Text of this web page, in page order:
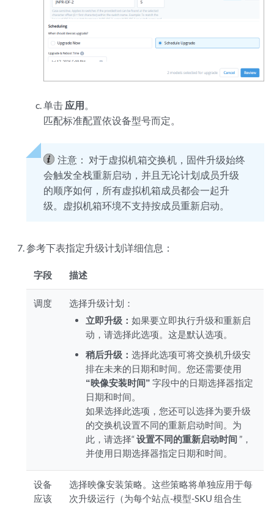
单击 应用
匹配标准配置依设备型号而定。
注意： 对于虚拟机箱交换机，固件升级始终
会触发全栈重新启动，并且无论计划成员升级
的顺序如何，所有虚拟机箱成员都会一起升
级。虚拟机箱环境不支持按成员重新启动。
参考下表指定升级计划详细信息：
字段 描述
调度
选择升级计划：
立即升级：如果要立即执行升级和重新启
动，请选择此选项。这是默认选项。
稍后升级：选择此选项可将交换机升级安
排在未来的日期和时间。您还需要使用
“映像安装时间” 字段中的日期选择器指定
日期和时间。
如果选择此选项，您还可以选择为要升级
的交换机设置不同的重新启动时间。为
此，请选择“设置不同的重新启动时间 ”，
并使用日期选择器指定日期和时间。
设备
应该
选择映像安装策略。这些策略将单独应用于每
次升级运行（为每个站点-模型-SKU 组合生